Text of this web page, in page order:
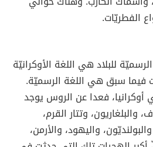
للبلاد هي اللغة الأوكرانيّة
فيما سبق هي اللغة الرسميّة.
فعدا عن الروس يوجد
والبلغاريون، وتتار القرم،
واليهود، والأرمن،